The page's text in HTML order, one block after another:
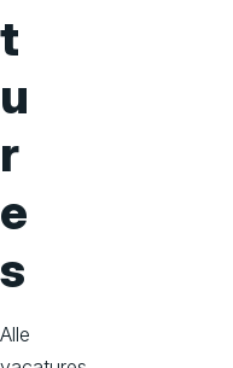
t
u
r
e
s
Alle